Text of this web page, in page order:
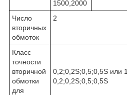
1500,2000
Число
вторичных
обмоток
2
Класс
точности
вторичной
обмотки
для
0,2;0,2S;0,5;0,5S или 1
0,2;0,2S;0,5;0,5S